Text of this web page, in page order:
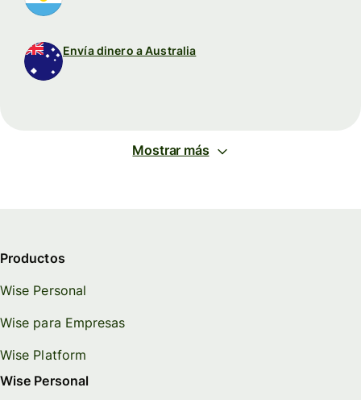
Envía dinero a Australia
Mostrar más
Productos
Wise Personal
Wise para Empresas
Wise Platform
Wise Personal